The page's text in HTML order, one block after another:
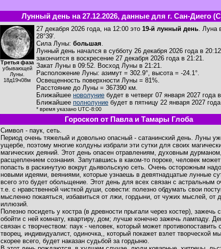
Лунный день на 27.12.2026, данные для г. Сан-Диего
Третья фаза
убывающей
Луны.
18д19ч08м
27 декабря 2026 года, на 12:00 это 19-й лунный день. Луна
28°39'.
Сила Луны: большая.
Лунный день начался в субботу 26 декабря 2026 года в
закончится в воскресение 27 декабря 2026 года в 21:21.
Закат Луны в 09:52. Восход Луны в 21:21.
Расположение Луны: азимут = 302.9°, высота = -24.1°.
Освещенность поверхности Луны = 81%.
Расстояние до Луны = 367390 км.
Ближайшее новолуние будет в четверг 07 января 2027 года
Ближайшее полнолуние будет в пятницу 22 января 2027
* время указано UTC-8:00
Гороскоп от Павла и Тамары Глоба
Символ - паук, сеть.
Период очень тяжелый и довольно опасный - сатанинский день. Луны
ущербе, поэтому многие колдуны избрали эти сутки для своих
магических деяний. Этот день опасен отравлениям, духовным дурманом,
расщеплением сознания. Запутавшись в каком-то пороке, человек может
попасть в раскинутую вокруг дьявольскую сеть. Очень осторожным
новыми идеями, веяниями, которые узнаешь в девятнадцатые лунные
всего это будет обольщение. Этот день для всех связан с астральным
т.е. с нравственной чисткой души, совести: полезно обдумать свои
мысленно покаяться, избавиться от лжи, гордыни, от чужих мыслей, от
иллюзий.
Полезно посидеть у костра (в древности прыгали через костер), зажечь
обойти с ней комнату, квартиру, дом; лучше конечно зажечь лампаду.
связан с творчеством: паук - человек, который может противопоставить
творец, индивидуалист, одиночка,, который покажет взлет творческой
скорее всего, будет наказан судьбой за гордыню.